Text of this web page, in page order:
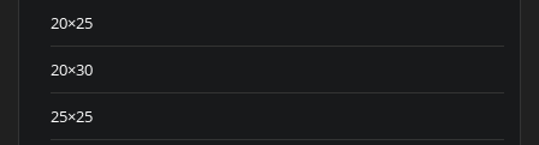
20×25
20×30
25×25